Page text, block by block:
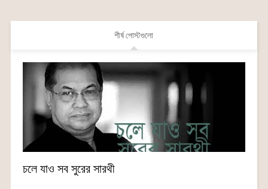
শীর্ষ পোস্টগুলো
চলে যাও সব সুরের সারথী